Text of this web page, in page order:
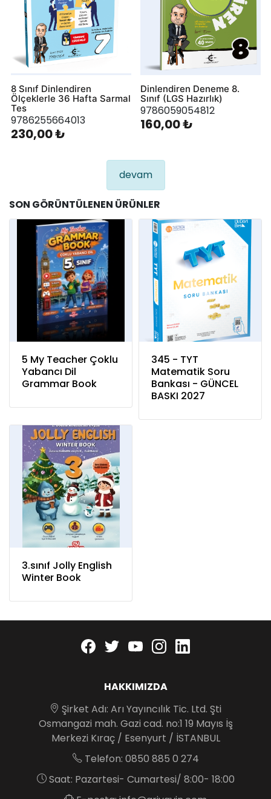
8 Sınıf Dinlendiren
Ölçeklerle 36 Hafta Sarmal
Tes
9786255664013
230,00 ₺
Dinlendiren Deneme 8.
Sınıf (LGS Hazırlık)
9786059054812
160,00 ₺
devam
SON GÖRÜNTÜLENEN ÜRÜNLER
5 My Teacher Çoklu
Yabancı Dil
Grammar Book
345 - TYT
Matematik Soru
Bankası - GÜNCEL
BASKI 2027
3.sınıf Jolly English
Winter Book
Facebook
twitteryoutubeinstagram
HAKKIMIZDA
Şirket Adı: Arı Yayıncılık Tic. Ltd. Şti
Osmangazi mah. Gazi cad. no:1 19 Mayıs İş
Merkezi Kıraç / Esenyurt / İSTANBUL
Telefon: 0850 885 0 274
Saat: Pazartesi- Cumartesi/ 8:00- 18:00